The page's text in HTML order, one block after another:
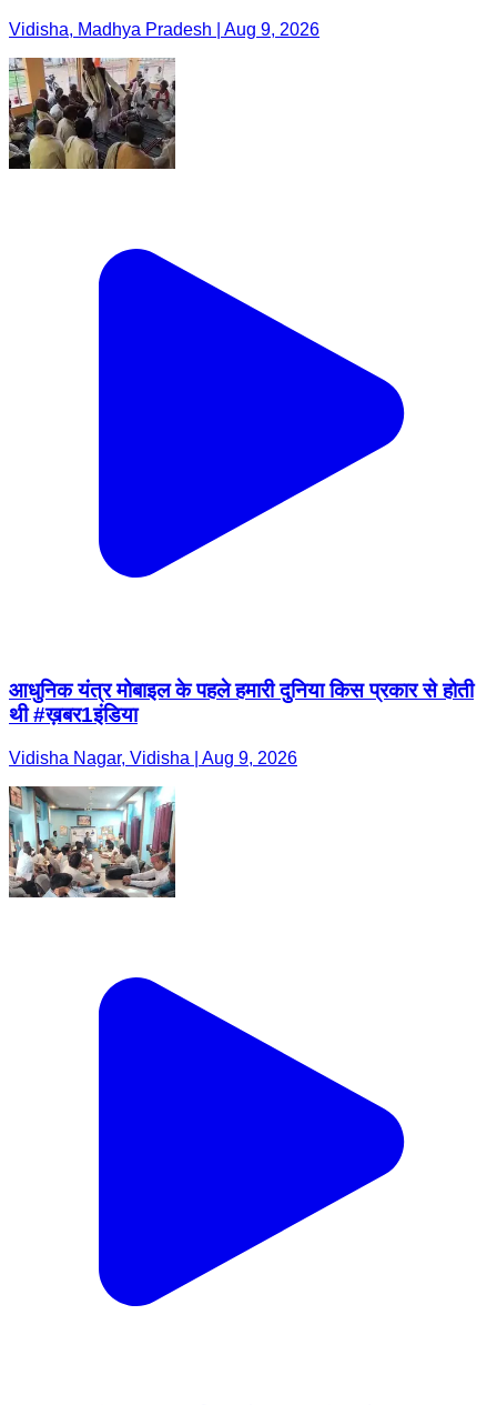
Vidisha, Madhya Pradesh | Aug 9, 2026
आधुनिक यंत्र मोबाइल के पहले हमारी दुनिया किस प्रकार से होती
थी #ख़बर1इंडिया
Vidisha Nagar, Vidisha | Aug 9, 2026